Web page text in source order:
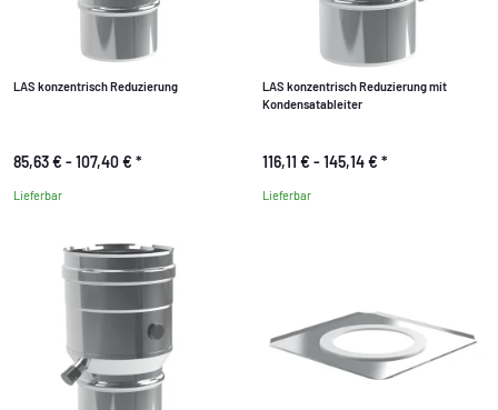
LAS konzentrisch Reduzierung
85,63 € -107,40 € *
Lieferbar
LAS konzentrisch Reduzierung mit
Kondensatableiter
116,11 € -145,14 € *
Lieferbar